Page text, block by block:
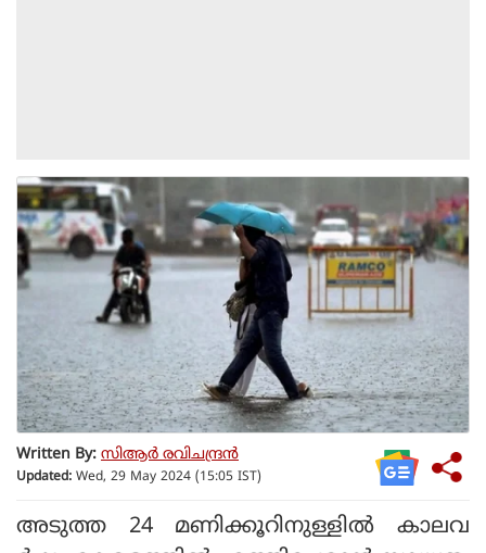
Written By: സിആര്‍ രവിചന്ദ്രന്‍
Updated: Wed, 29 May 2024 (15:05 IST)
അടുത്ത 24 മണിക്കൂറിനുള്ളില്‍ കാലവ